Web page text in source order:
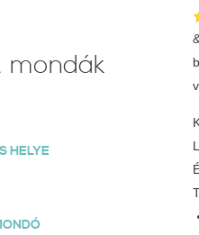
mondák
HELYE